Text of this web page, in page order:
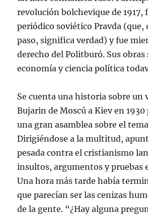
revolución bolchevique de 1917,
periódico soviético Pravda (que,
paso, significa verdad) y fue
derecho del Politburó. Sus obras
economía y ciencia política
Se cuenta una historia sobre un
Bujarin de Moscú a Kiev en
una gran asamblea sobre el
Dirigiéndose a la multitud,
pesada contra el cristianismo
insultos, argumentos y pruebas
Una hora más tarde había
que parecían ser las cenizas
de la gente. “¿Hay alguna